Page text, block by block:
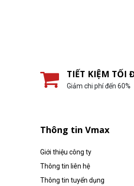
TIẾT KIỆM TỐI
Giảm chi phí đến 60%
Thông tin Vmax
Giới thiệu công ty
Thông tin liên hệ
Thông tin tuyển dụng